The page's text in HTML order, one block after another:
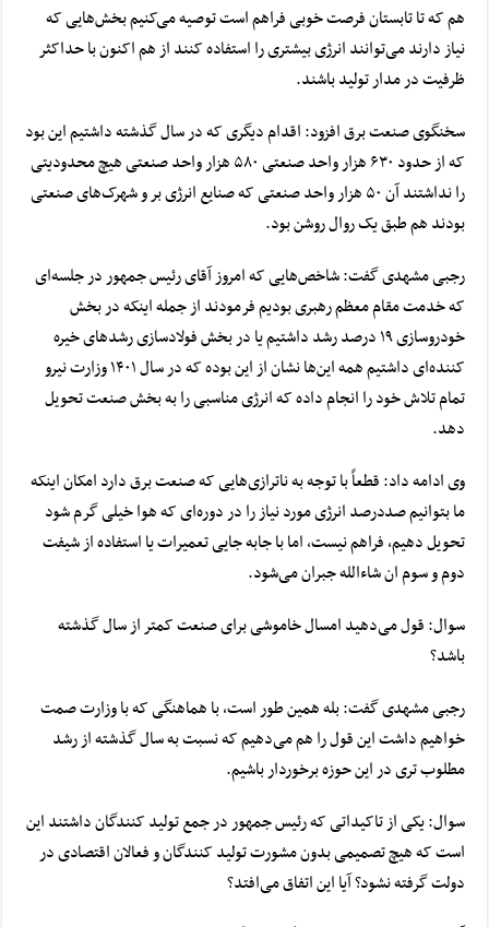
هم که تا تابستان فرصت خوبی فراهم است توصیه می‌کنیم بخش‌هایی که
نیاز دارند می‌توانند انرژی بیشتری را استفاده کنند از هم اکنون با حداکثر
ظرفیت در مدار تولید باشند.
سخنگوی صنعت برق افزود: اقدام دیگری که در سال گذشته داشتیم این بود
که از حدود ۶۳۰ هزار واحد صنعتی ۵۸۰ هزار واحد صنعتی هیچ محدودیتی
را نداشتند آن ۵۰ هزار واحد صنعتی که صنایع انرژی بر و شهرک‌های صنعتی
بودند هم طبق یک روال روشن بود.
رجبی مشهدی گفت: شاخص‌هایی که امروز آقای رئیس جمهور در جلسه‌ای
که خدمت مقام معظم رهبری بودیم فرمودند از جمله اینکه در بخش
خودروسازی ۱۹ درصد رشد داشتیم یا در بخش فولادسازی رشد‌های خیره
کننده‌ای داشتیم همه این‌ها نشان از این بوده که در سال ۱۴۰۱ وزارت نیرو
تمام تلاش خود را انجام داده که انرژی مناسبی را به بخش صنعت تحویل
دهد.
وی ادامه داد: قطعاً با توجه به ناترازی‌هایی که صنعت برق دارد امکان اینکه
ما بتوانیم صددرصد انرژی مورد نیاز را در دوره‌ای که هوا خیلی گرم شود
تحویل دهیم، فراهم نیست، اما با جابه جایی تعمیرات یا استفاده از شیفت
دوم و سوم ان شاءالله جبران می‌شود.
سوال: قول می‌دهید امسال خاموشی برای صنعت کمتر از سال گذشته
باشد؟
رجبی مشهدی گفت: بله همین طور است، با هماهنگی که با وزارت صمت
خواهیم داشت این قول را هم می‌دهیم که نسبت به سال گذشته از رشد
مطلوب تری در این حوزه برخوردار باشیم.
سوال: یکی از تاکیداتی که رئیس جمهور در جمع تولید کنندگان داشتند این
است که هیچ تصمیمی بدون مشورت تولید کنندگان و فعالان اقتصادی در
دولت گرفته نشود؟ آیا این اتفاق می‌افتد؟